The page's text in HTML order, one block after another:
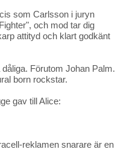
som Carlsson i juryn
och mod tar dig
attityd och klart godkänt
Förutom Johan Palm.
born rockstar.
gav till Alice:
reklamen snarare är en